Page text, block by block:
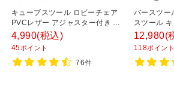
キューブスツール ロビーチェア
PVCレザー アジャスター付き 幅
400×奥行400×高さ400mm 【ブ
ラック アイボリー ブルー ダーク
ブラウン】
4,990(税込)
45ポイント
76件
バースツー
スツール
節機能付き
しゃれ 丸椅
チェア【ブ
座面】
12,980(
118ポイント